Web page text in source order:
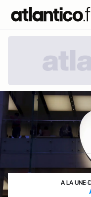
A LA UNE›